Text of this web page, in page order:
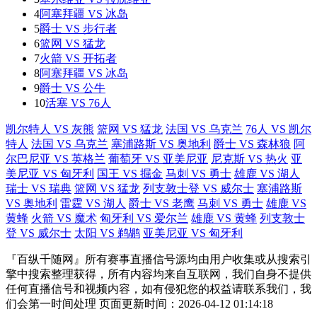
4阿塞拜疆 VS 冰岛
5爵士 VS 步行者
6篮网 VS 猛龙
7火箭 VS 开拓者
8阿塞拜疆 VS 冰岛
9爵士 VS 公牛
10活塞 VS 76人
凯尔特人 VS 灰熊 篮网 VS 猛龙 法国 VS 乌克兰 76人 VS 凯尔
特人 法国 VS 乌克兰 塞浦路斯 VS 奥地利 爵士 VS 森林狼 阿
尔巴尼亚 VS 英格兰 葡萄牙 VS 亚美尼亚 尼克斯 VS 热火 亚
美尼亚 VS 匈牙利 国王 VS 掘金 马刺 VS 勇士 雄鹿 VS 湖人
瑞士 VS 瑞典 篮网 VS 猛龙 列支敦士登 VS 威尔士 塞浦路斯
VS 奥地利 雷霆 VS 湖人 爵士 VS 老鹰 马刺 VS 勇士 雄鹿 VS
黄蜂 火箭 VS 魔术 匈牙利 VS 爱尔兰 雄鹿 VS 黄蜂 列支敦士
登 VS 威尔士 太阳 VS 鹈鹕 亚美尼亚 VS 匈牙利
『百纵千随网』所有赛事直播信号源均由用户收集或从搜索引
擎中搜索整理获得，所有内容均来自互联网，我们自身不提供
任何直播信号和视频内容，如有侵犯您的权益请联系我们，我
们会第一时间处理 页面更新时间：2026-04-12 01:14:18